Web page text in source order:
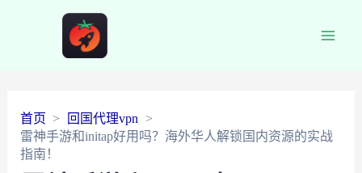
首页
回国代理vpn
雷神手游和initap好用吗？海外华人解锁国内资源的实战
指南！